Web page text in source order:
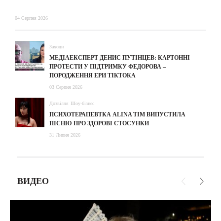
04 Серпня 2026
Заходи
МЕДІАЕКСПЕРТ ДЕНИС ПУТІНЦЕВ: КАРТОННІ
ПРОТЕСТИ У ПІДТРИМКУ ФЕДОРОВА –
ПОРОДЖЕННЯ ЕРИ ТІКТОКА
03 Серпня 2026
Дозвілля Шоу-бізнес
ПСИХОТЕРАПЕВТКА ALINA TIM ВИПУСТИЛА
ПІСНЮ ПРО ЗДОРОВІ СТОСУНКИ
31 Липня 2026
ВИДЕО